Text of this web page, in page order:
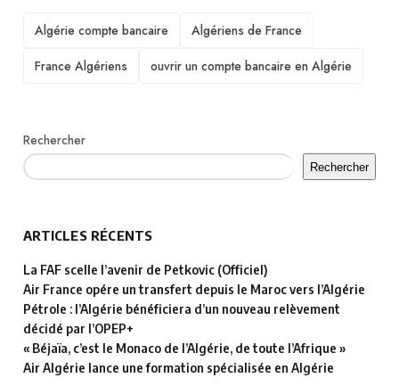
TAGS
Algérie compte bancaire
Algériens de France
France Algériens
ouvrir un compte bancaire en Algérie
Rechercher
Rechercher
ARTICLES RÉCENTS
La FAF scelle l’avenir de Petkovic (Officiel)
Air France opére un transfert depuis le Maroc vers l’Algérie
Pétrole : l’Algérie bénéficiera d’un nouveau relèvement
décidé par l’OPEP+
« Béjaïa, c’est le Monaco de l’Algérie, de toute l’Afrique »
Air Algérie lance une formation spécialisée en Algérie